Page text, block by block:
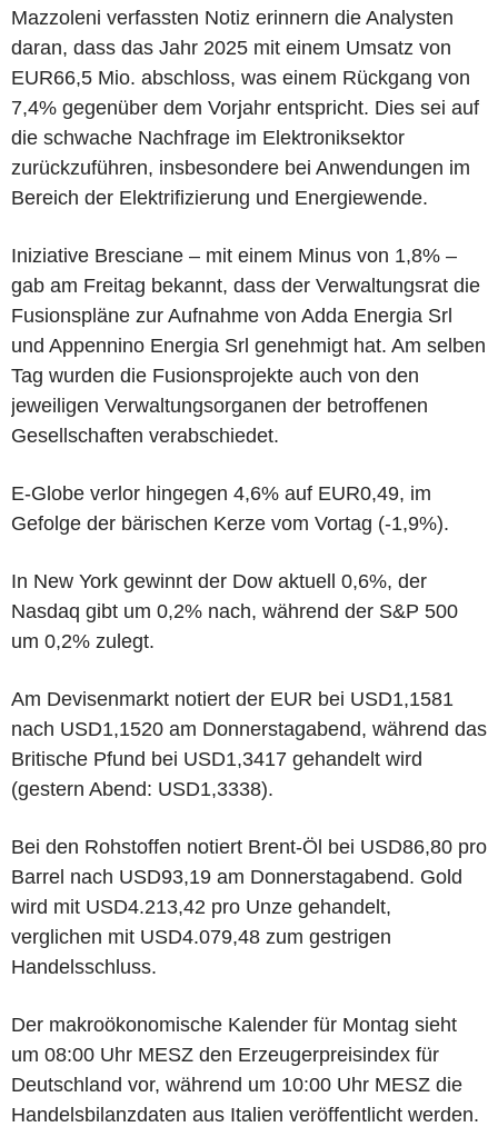
Mazzoleni verfassten Notiz erinnern die Analysten
daran, dass das Jahr 2025 mit einem Umsatz von
EUR66,5 Mio. abschloss, was einem Rückgang von
7,4% gegenüber dem Vorjahr entspricht. Dies sei auf
die schwache Nachfrage im Elektroniksektor
zurückzuführen, insbesondere bei Anwendungen im
Bereich der Elektrifizierung und Energiewende.
Iniziative Bresciane – mit einem Minus von 1,8% –
gab am Freitag bekannt, dass der Verwaltungsrat die
Fusionspläne zur Aufnahme von Adda Energia Srl
und Appennino Energia Srl genehmigt hat. Am selben
Tag wurden die Fusionsprojekte auch von den
jeweiligen Verwaltungsorganen der betroffenen
Gesellschaften verabschiedet.
E-Globe verlor hingegen 4,6% auf EUR0,49, im
Gefolge der bärischen Kerze vom Vortag (-1,9%).
In New York gewinnt der Dow aktuell 0,6%, der
Nasdaq gibt um 0,2% nach, während der S&P 500
um 0,2% zulegt.
Am Devisenmarkt notiert der EUR bei USD1,1581
nach USD1,1520 am Donnerstagabend, während das
Britische Pfund bei USD1,3417 gehandelt wird
(gestern Abend: USD1,3338).
Bei den Rohstoffen notiert Brent-Öl bei USD86,80 pro
Barrel nach USD93,19 am Donnerstagabend. Gold
wird mit USD4.213,42 pro Unze gehandelt,
verglichen mit USD4.079,48 zum gestrigen
Handelsschluss.
Der makroökonomische Kalender für Montag sieht
um 08:00 Uhr MESZ den Erzeugerpreisindex für
Deutschland vor, während um 10:00 Uhr MESZ die
Handelsbilanzdaten aus Italien veröffentlicht werden.